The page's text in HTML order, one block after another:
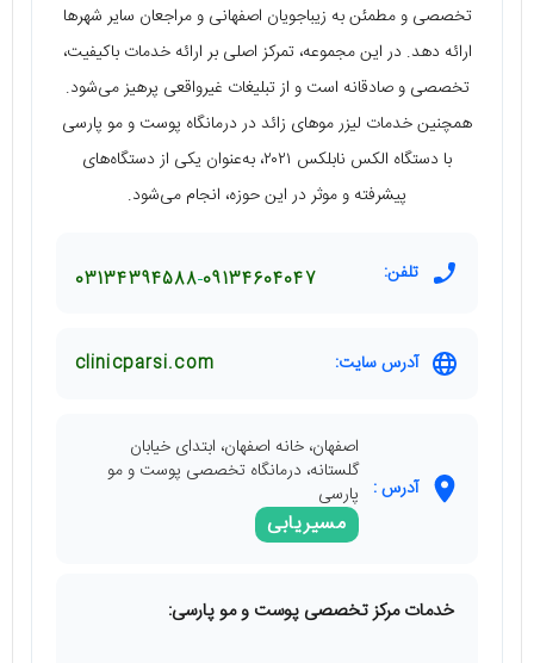
تخصصی و مطمئن به زیباجویان اصفهانی و مراجعان سایر شهرها
ارائه دهد. در این مجموعه، تمرکز اصلی بر ارائه خدمات باکیفیت،
تخصصی و صادقانه است و از تبلیغات غیرواقعی پرهیز می‌شود.
همچنین خدمات لیزر موهای زائد در درمانگاه پوست و مو پارسی
با دستگاه الکس نابلکس ۲۰۲۱، به‌عنوان یکی از دستگاه‌های
پیشرفته و موثر در این حوزه، انجام می‌شود.
تلفن: 09134604047
03134394588
آدرس سایت: clinicparsi.com
آدرس :
اصفهان، خانه اصفهان، ابتدای خیابان
گلستانه، درمانگاه تخصصی پوست و مو
پارسی
مسیریابی
خدمات مرکز تخصصی پوست و مو پارسی: